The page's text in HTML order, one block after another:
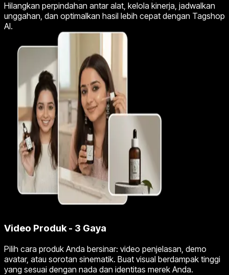
Hilangkan perpindahan antar alat, kelola kinerja, jadwalkan
unggahan, dan optimalkan hasil lebih cepat dengan Tagshop
AI.
Video Produk - 3 Gaya
Pilih cara produk Anda bersinar: video penjelasan, demo
avatar, atau sorotan sinematik. Buat visual berdampak tinggi
yang sesuai dengan nada dan identitas merek Anda.